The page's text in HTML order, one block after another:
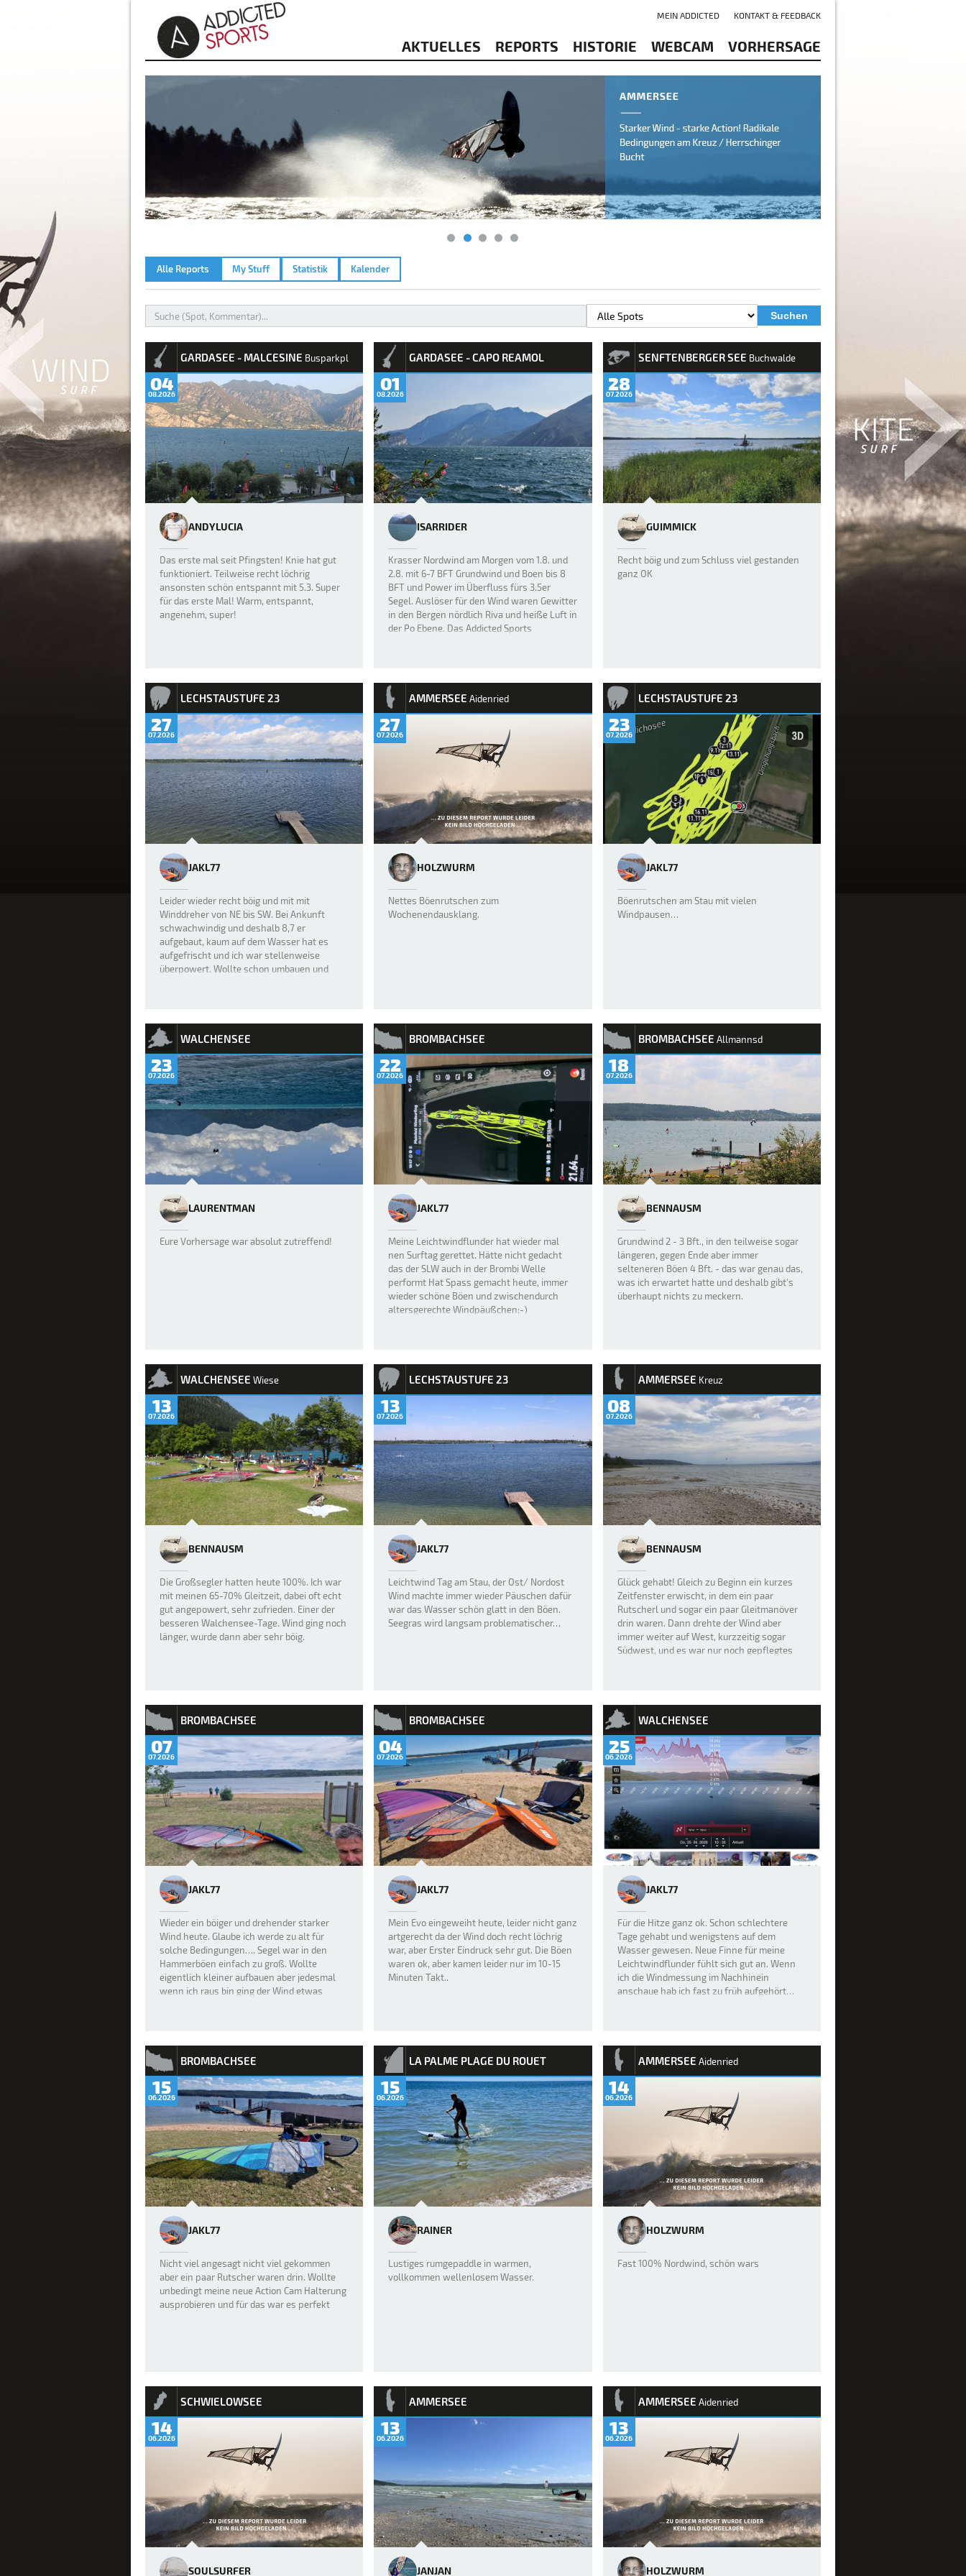
AKTUELLES REPORTS HISTORIE WEBCAM VORHERSAGE
MEIN ADDICTED KONTAKT & FEEDBACK
Alle Reports My Stuff Statistik Kalender
Suchen
REPORTS
GARDASEE - MALCESINE Busparkpl
04
08.2026
ANDYLUCIA
Das erste mal seit Pfingsten! Knie hat gut
funktioniert. Teilweise recht löchrig
ansonsten schön entspannt mit 5.3. Super
für das erste Mal! Warm, entspannt,
angenehm, super!
GARDASEE - CAPO REAMOL
01
08.2026
ISARRIDER
Krasser Nordwind am Morgen vom 1.8. und
2.8. mit 6-7 BFT Grundwind und Boen bis 8
BFT und Power im Überfluss fürs 3.5er
Segel. Auslöser für den Wind waren Gewitter
in den Bergen nördlich Riva und heiße Luft in
der Po Ebene. Das Addicted Sports
SENFTENBERGER SEE Buchwalde
28
07.2026
GUIMMICK
Recht böig und zum Schluss viel gestanden
ganz OK
LECHSTAUSTUFE 23
27
07.2026
JAKL77
Leider wieder recht böig und mit mit
Winddreher von NE bis SW. Bei Ankunft
schwachwindig und deshalb 8,7 er
aufgebaut, kaum auf dem Wasser hat es
aufgefrischt und ich war stellenweise
überpowert. Wollte schon umbauen und
AMMERSEEAidenried
27
07.2026
HOLZWURM
Nettes Böenrutschen zum
Wochenendausklang.
LECHSTAUSTUFE 23
23
07.2026
JAKL77
Böenrutschen am Stau mit vielen
Windpausen…
WALCHENSEE
23
07.2026
LAURENTMAN
Eure Vorhersage war absolut zutreffend!
BROMBACHSEE
22
07.2026
JAKL77
Meine Leichtwindflunder hat wieder mal
nen Surftag gerettet. Hätte nicht gedacht
das der SLW auch in der Brombi Welle
performt Hat Spass gemacht heute, immer
wieder schöne Böen und zwischendurch
altersgerechte Windpäußchen;-)
BROMBACHSEE Allmannsd
18
07.2026
BENNAUSM
Grundwind 2 - 3 Bft., in den teilweise sogar
längeren, gegen Ende aber immer
selteneren Böen 4 Bft. - das war genau das,
was ich erwartet hatte und deshalb gibt's
überhaupt nichts zu meckern.
WALCHENSEE Wiese
13
07.2026
BENNAUSM
Die Großsegler hatten heute 100%. Ich war
mit meinen 65-70% Gleitzeit, dabei oft echt
gut angepowert, sehr zufrieden. Einer der
besseren Walchensee-Tage. Wind ging noch
länger, wurde dann aber sehr böig.
LECHSTAUSTUFE 23
13
07.2026
JAKL77
Leichtwind Tag am Stau, der Ost/ Nordost
Wind machte immer wieder Päuschen dafür
war das Wasser schön glatt in den Böen.
Seegras wird langsam problematischer…
AMMERSEE Kreuz
08
07.2026
BENNAUSM
Glück gehabt! Gleich zu Beginn ein kurzes
Zeitfenster erwischt, in dem ein paar
Rutscherl und sogar ein paar Gleitmanöver
drin waren. Dann drehte der Wind aber
immer weiter auf West, kurzzeitig sogar
Südwest, und es war nur noch gepflegtes
BROMBACHSEE
07
07.2026
JAKL77
Wieder ein böiger und drehender starker
Wind heute. Glaube ich werde zu alt für
solche Bedingungen…. Segel war in den
Hammerböen einfach zu groß. Wollte
eigentlich kleiner aufbauen aber jedesmal
wenn ich raus bin ging der Wind etwas
BROMBACHSEE
04
07.2026
JAKL77
Mein Evo eingeweiht heute, leider nicht ganz
artgerecht da der Wind doch recht löchrig
war, aber Erster Eindruck sehr gut. Die Böen
waren ok, aber kamen leider nur im 10-15
Minuten Takt..
WALCHENSEE
25
06.2026
JAKL77
Für die Hitze ganz ok. Schon schlechtere
Tage gehabt und wenigstens auf dem
Wasser gewesen. Neue Finne für meine
Leichtwindflunder fühlt sich gut an. Wenn
ich die Windmessung im Nachhinein
anschaue hab ich fast zu früh aufgehört…
BROMBACHSEE
15
06.2026
JAKL77
Nicht viel angesagt nicht viel gekommen
aber ein paar Rutscher waren drin. Wollte
unbedingt meine neue Action Cam Halterung
ausprobieren und für das war es perfekt
LA PALME PLAGE DU ROUET
15
06.2026
RAINER
Lustiges rumgepaddle in warmen,
vollkommen wellenlosem Wasser.
AMMERSEE Aidenried
14
06.2026
HOLZWURM
Fast 100% Nordwind, schön wars
SCHWIELOWSEE
14
06.2026
SOULSURFER
AMMERSEE
13
06.2026
JANJAN
AMMERSEE Aidenried
13
06.2026
HOLZWURM